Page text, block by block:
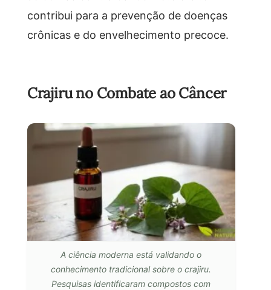
contribui para a prevenção de doenças
crônicas e do envelhecimento precoce.
Crajiru no Combate ao Câncer
A ciência moderna está validando o
conhecimento tradicional sobre o crajiru.
Pesquisas identificaram compostos com